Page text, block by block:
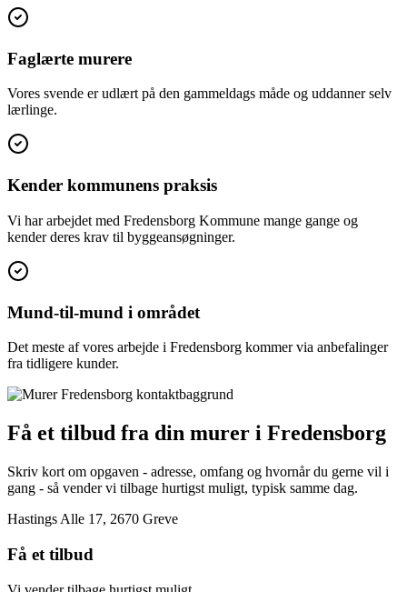
Faglærte murere
Vores svende er udlært på den gammeldags måde og uddanner selv
lærlinge.
Kender kommunens praksis
Vi har arbejdet med Fredensborg Kommune mange gange og
kender deres krav til byggeansøgninger.
Mund-til-mund i området
Det meste af vores arbejde i Fredensborg kommer via anbefalinger
fra tidligere kunder.
Få et tilbud fra din murer i Fredensborg
Skriv kort om opgaven - adresse, omfang og hvornår du gerne vil i
gang - så vender vi tilbage hurtigst muligt, typisk samme dag.
Hastings Alle 17, 2670 Greve
Få et tilbud